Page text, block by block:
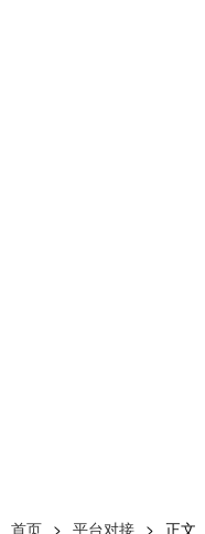
首页 > 平台对接 > 正文